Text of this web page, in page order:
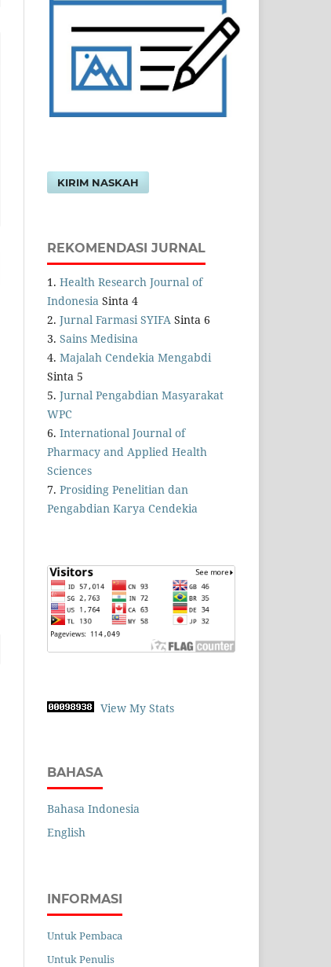
KIRIM NASKAH
REKOMENDASI JURNAL
1. Health Research Journal of
Indonesia Sinta 4
2. Jurnal Farmasi SYIFA Sinta 6
3. Sains Medisina
4. Majalah Cendekia Mengabdi
Sinta 5
5. Jurnal Pengabdian Masyarakat
WPC
6. International Journal of
Pharmacy and Applied Health
Sciences
7. Prosiding Penelitian dan
Pengabdian Karya Cendekia
View My Stats
BAHASA
Bahasa Indonesia
English
INFORMASI
Untuk Pembaca
Untuk Penulis